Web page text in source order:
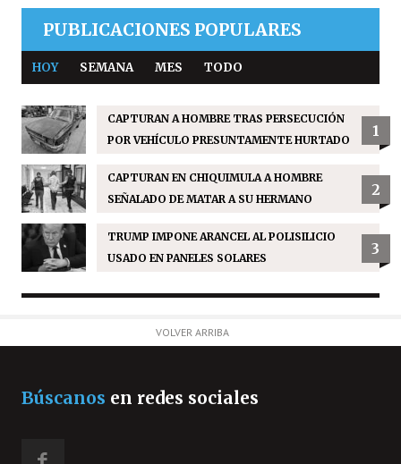
PUBLICACIONES POPULARES
HOY SEMANA MES TODO
CAPTURAN A HOMBRE TRAS PERSECUCIÓN
POR VEHÍCULO PRESUNTAMENTE HURTADO
1
CAPTURAN EN CHIQUIMULA A HOMBRE
SEÑALADO DE MATAR A SU HERMANO
2
TRUMP IMPONE ARANCEL AL POLISILICIO
USADO EN PANELES SOLARES
3
VOLVER ARRIBA
Búscanos en redes sociales